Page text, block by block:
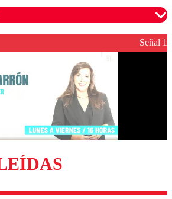
son moderados para garantizar un
diálogo respetuoso.
Enviar comentario
Señal 1